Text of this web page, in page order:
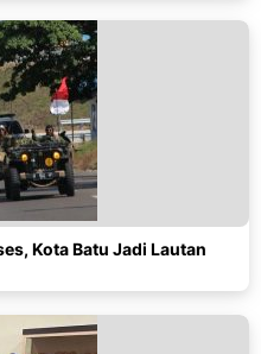
Kota Batu Jadi Lautan